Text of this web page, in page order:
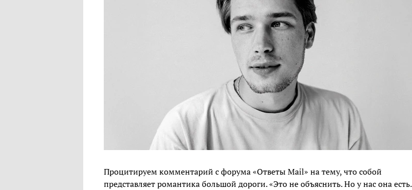
Процитируем комментарий с форума «Ответы Mail» на тему, что собой
представляет романтика большой дороги. «Это не объяснить. Но у нас она есть.